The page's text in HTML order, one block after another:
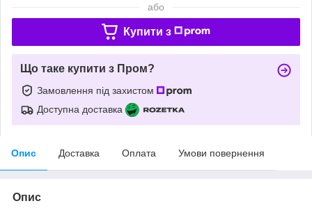
або
Купити з
Що таке купити з Пром?
Замовлення під захистом
Доступна доставка
Опис Доставка Оплата Умови повернення
Опис